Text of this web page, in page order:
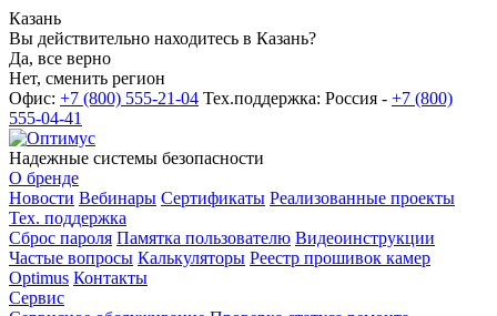
Казань
Вы действительно находитесь в Казань?
Да, все верно
Нет, сменить регион
Офис: +7 (800) 555-21-04 Тех.поддержка: Россия - +7 (800)
555-04-41
Надежные системы безопасности
О бренде
Новости Вебинары Сертификаты Реализованные проекты
Тех. поддержка
Сброс пароля Памятка пользователю Видеоинструкции
Частые вопросы Калькуляторы Реестр прошивок камер
Optimus Контакты
Сервис